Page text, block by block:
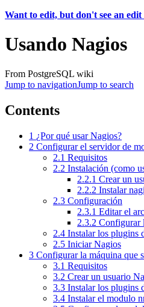
Want to edit, but don't see an
Usando Nagios
From PostgreSQL wiki
Jump to navigationJump to search
Contents
1 ¿Por qué usar Nagios?
2 Configurar el servidor de
2.1 Requisitos
2.2 Instalación (como
2.2.1 Crear un
2.2.2 Instalar
2.3 Configuración
2.3.1 Editar el
2.3.2 Configurar
2.4 Instalar los plugins
2.5 Iniciar Nagios
3 Configurar la máquina que
3.1 Requisitos
3.2 Crear un usuario
3.3 Instalar los plugins
3.4 Instalar el modulo